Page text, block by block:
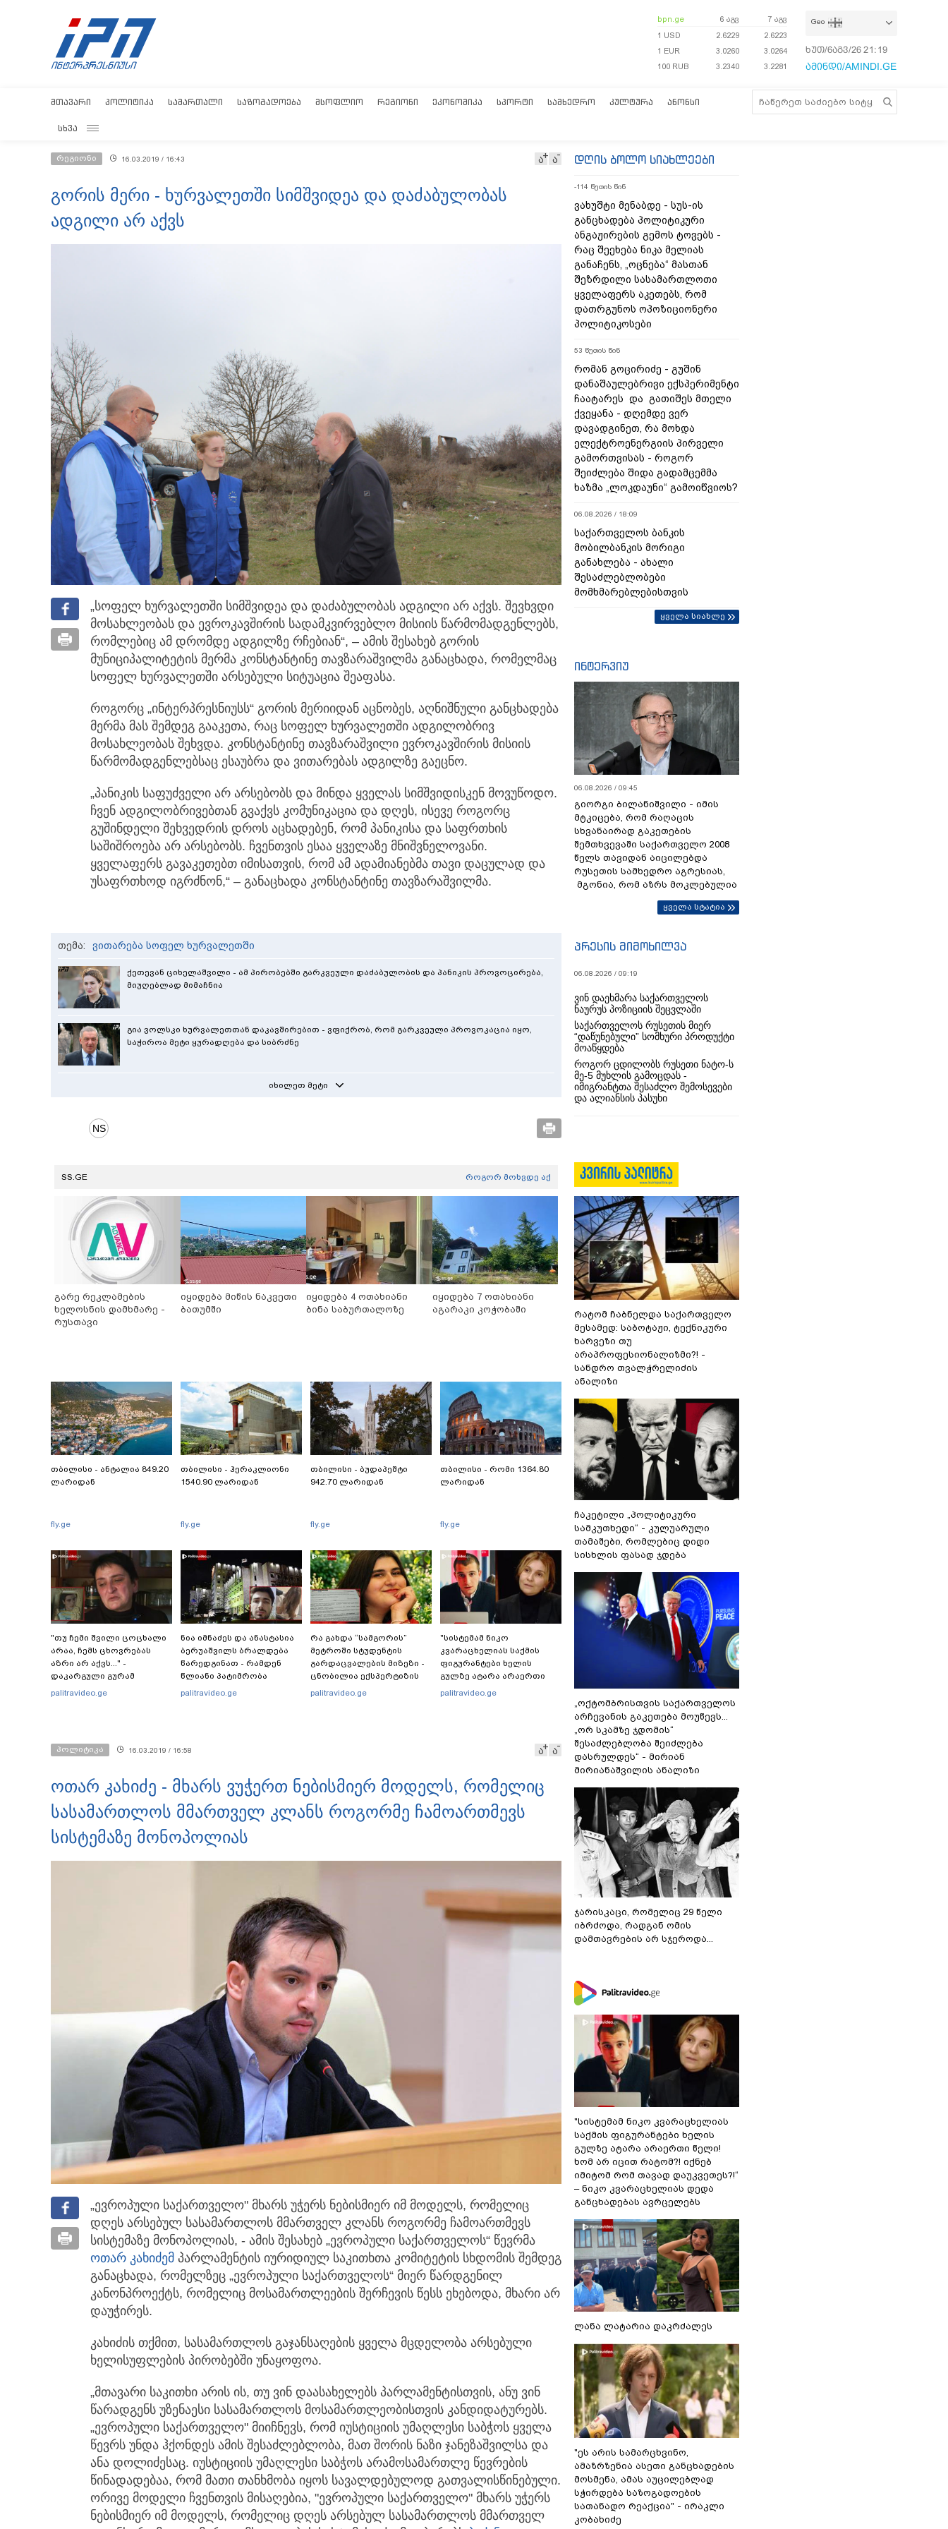
bpn.ge 6 აგვ
7 აგვ
1 USD
2.6229
2.6223
1 EUR
3.0260
3.0264
100 RUB
3.2340 3.2281
Geo
ხუთ/6აგვ/26 21:19:54
ამინდი/AMINDI.GE
ᲛᲗᲐᲕᲐᲠᲘ ᲞᲝᲚᲘᲢᲘᲙᲐ ᲡᲐᲛᲐᲠᲗᲐᲚᲘ ᲡᲐᲖᲝᲒᲐᲓᲝᲔᲑᲐ ᲛᲡᲝᲤᲚᲘᲝ ᲠᲔᲒᲘᲝᲜᲘ ᲔᲙᲝᲜᲝᲛᲘᲙᲐ ᲡᲞᲝᲠᲢᲘ ᲡᲐᲛᲮᲔᲓᲠᲝ ᲙᲣᲚᲢᲣᲠᲐ ᲐᲜᲝᲜᲡᲘ
ᲡᲮᲕᲐ
რეგიონი 16.03.2019 / 16:43 ა ა
გორის მერი - ხურვალეთში სიმშვიდეა და დაძაბულობას
ადგილი არ აქვს
„სოფელ ხურვალეთში სიმშვიდეა და დაძაბულობას ადგილი არ აქვს. შევხვდი
მოსახლეობას და ევროკავშირის სადამკვირვებლო მისიის წარმომადგენლებს,
რომლებიც ამ დრომდე ადგილზე რჩებიან“, – ამის შესახებ გორის
მუნიციპალიტეტის მერმა კონსტანტინე თავზარაშვილმა განაცხადა, რომელმაც
სოფელ ხურვალეთში არსებული სიტუაცია შეაფასა.
როგორც „ინტერპრესნიუსს“ გორის მერიიდან აცნობეს, აღნიშნული განცხადება
მერმა მას შემდეგ გააკეთა, რაც სოფელ ხურვალეთში ადგილობრივ
მოსახლეობას შეხვდა. კონსტანტინე თავზარაშვილი ევროკავშირის მისიის
წარმომადგენლებსაც ესაუბრა და ვითარებას ადგილზე გაეცნო.
„პანიკის საფუძველი არ არსებობს და მინდა ყველას სიმშვიდისკენ მოვუწოდო.
ჩვენ ადგილობრივებთან გვაქვს კომუნიკაცია და დღეს, ისევე როგორც
გუშინდელი შეხვედრის დროს აცხადებენ, რომ პანიკისა და საფრთხის
საშიშროება არ არსებობს. ჩვენთვის ესაა ყველაზე მნიშვნელოვანი.
ყველაფერს გავაკეთებთ იმისათვის, რომ ამ ადამიანებმა თავი დაცულად და
უსაფრთხოდ იგრძნონ,“ – განაცხადა კონსტანტინე თავზარაშვილმა.
თემა: ვითარება სოფელ ხურვალეთში
ქეთევან ციხელაშვილი - ამ პირობებში გარკვეული დაძაბულობის და პანიკის პროვოცირება,
მიუღებლად მიმაჩნია
გია ვოლსკი ხურვალეთთან დაკავშირებით - ვფიქრობ, რომ გარკვეული პროვოკაცია იყო,
საჭიროა მეტი ყურადღება და სიბრძნე
იხილეთ მეტი
SS.GE როგორ მოხვდე აქ
გარე რეკლამების
ხელოსნის დამხმარე -
რუსთავი
იყიდება მიწის ნაკვეთი
ბათუმში
იყიდება 4 ოთახიანი
ბინა საბურთალოზე
იყიდება 7 ოთახიანი
აგარაკი კოჭობაში
თბილისი - ანტალია 849.20
ლარიდან
fly.ge
თბილისი - ჰერაკლიონი
1540.90 ლარიდან
fly.ge
თბილისი - ბუდაპეშტი
942.70 ლარიდან
fly.ge
თბილისი - რომი 1364.80
ლარიდან
fly.ge
"თუ ჩემი შვილი ცოცხალი
არაა, ჩემს ცხოვრებას
აზრი არ აქვს..." -
დაკარგული გურამ
დადიანიძის დედის
palitravideo.ge
ნია იმნაძეს და ანასტასია
ბერუაშვილს ბრალდება
წარედგინათ - რამდენ
წლიანი პატიმრობა
ემუქრებათ
palitravideo.ge
რა გახდა “სამგორის”
მეტროში სტუდენტის
გარდაცვალების მიზეზი -
ცნობილია ექსპერტიზის
პასუხი
palitravideo.ge
"სისტემამ ნიკო
კვარაცხელიას საქმის
ფიგურანტები ხელის
გულზე ატარა არაერთი
წელი! ხომ არ იცით
palitravideo.ge
პოლიტიკა 16.03.2019 / 16:58 ა ა
ოთარ კახიძე - მხარს ვუჭერთ ნებისმიერ მოდელს, რომელიც
სასამართლოს მმართველ კლანს როგორმე ჩამოართმევს
სისტემაზე მონოპოლიას
„ევროპული საქართველო" მხარს უჭერს ნებისმიერ იმ მოდელს, რომელიც
დღეს არსებულ სასამართლოს მმართველ კლანს როგორმე ჩამოართმევს
სისტემაზე მონოპოლიას, - ამის შესახებ „ევროპული საქართველოს“ წევრმა
ოთარ კახიძემ პარლამენტის იურიდიულ საკითხთა კომიტეტის სხდომის შემდეგ
განაცხადა, რომელზეც „ევროპული საქართველოს“ მიერ წარდგენილ
კანონპროექტს, რომელიც მოსამართლეების შერჩევის წესს ეხებოდა, მხარი არ
დაუჭირეს.
კახიძის თქმით, სასამართლოს გაჯანსაღების ყველა მცდელობა არსებული
ხელისუფლების პირობებში უნაყოფოა.
„მთავარი საკითხი არის ის, თუ ვინ დაასახელებს პარლამენტისთვის, ანუ ვინ
წარადგენს უზენაესი სასამართლოს მოსამართლეობისთვის კანდიდატურებს.
„ევროპული საქართველო" მიიჩნევს, რომ იუსტიციის უმაღლესი საბჭოს ყველა
წევრს უნდა ჰქონდეს ამის შესაძლებლობა, მათ შორის ნაზი ჯანეზაშვილსა და
ანა დოლიძესაც. იუსტიციის უმაღლესი საბჭოს არამოსამართლე წევრების
წინადადებაა, რომ მათი თანხმობა იყოს სავალდებულოდ გათვალისწინებული.
ორივე მოდელი ჩვენთვის მისაღებია, "ევროპული საქართველო" მხარს უჭერს
ნებისმიერ იმ მოდელს, რომელიც დღეს არსებულ სასამართლოს მმართველ
დღის ბოლო სიახლეები
-114 წუთის წინ
ვახუშტი მენაბდე - სუს-ის
განცხადება პოლიტიკური
ანგაჟირების გემოს ტოვებს -
რაც შეეხება ნიკა მელიას
განაჩენს, „ოცნება“ მასთან
შეზრდილი სასამართლოთი
ყველაფერს აკეთებს, რომ
დათრგუნოს ოპოზიციონერი
პოლიტიკოსები
53 წუთის წინ
რომან გოცირიძე - გუშინ
დანაშაულებრივი ექსპერიმენტი
ჩაატარეს და გათიშეს მთელი
ქვეყანა - დღემდე ვერ
დავადგინეთ, რა მოხდა
ელექტროენერგიის პირველი
გამორთვისას - როგორ
შეიძლება შიდა გადამცემმა
ხაზმა „ლოკდაუნი“ გამოიწვიოს?
06.08.2026 / 18:09
საქართველოს ბანკის
მობილბანკის მორიგი
განახლება - ახალი
შესაძლებლობები
მომხმარებლებისთვის
ყველა სიახლე
ინტერვიუ
06.08.2026 / 09:45
გიორგი ბილანიშვილი - იმის
მტკიცება, რომ რაღაცის
სხვანაირად გაკეთების
შემთხვევაში საქართველო 2008
წელს თავიდან აიცილებდა
რუსეთის სამხედრო აგრესიას,
მგონია, რომ აზრს მოკლებულია
ყველა სტატია
პრესის მიმოხილვა
06.08.2026 / 09:19
ვინ დაეხმარა საქართველოს
ნაურუს პოზიციის შეცვლაში
საქართველოს რუსეთის მიერ
“დაწუნებული” სომხური პროდუქტი
მოაწყდება
როგორ ცდილობს რუსეთი ნატო-ს
მე-5 მუხლის გამოცდას -
იმიგრანტთა შესაძლო შემოსევები
და ალიანსის პასუხი
რატომ ჩაბნელდა საქართველო
მესამედ: საბოტაჟი, ტექნიკური
ხარვეზი თუ
არაპროფესიონალიზმი?! -
სანდრო თვალჭრელიძის
ანალიზი
ჩაკეტილი „პოლიტიკური
სამკუთხედი“ - კულუარული
თამაშები, რომლებიც დიდი
სისხლის ფასად ჯდება
„ოქტომბრისთვის საქართველოს
არჩევანის გაკეთება მოუწევს...
„ორ სკამზე ჯდომის“
შესაძლებლობა შეიძლება
დასრულდეს“ - მირიან
მირიანაშვილის ანალიზი
ჯარისკაცი, რომელიც 29 წელი
იბრძოდა, რადგან ომის
დამთავრების არ სჯეროდა...
"სისტემამ ნიკო კვარაცხელიას
საქმის ფიგურანტები ხელის
გულზე ატარა არაერთი წელი!
ხომ არ იცით რატომ?! იქნებ
იმიტომ რომ თავად დაუკვეთეს?!“
– ნიკო კვარაცხელიას დედა
განცხადებას ავრცელებს
ლანა ლატარია დაკრძალეს
"ეს არის სამარცხვინო,
ამაზრზენია ასეთი განცხადების
მოსმენა, ამას აუცილებლად
სჭირდება საზოგადოების
სათანადო რეაქცია" - ირაკლი
კობახიძე